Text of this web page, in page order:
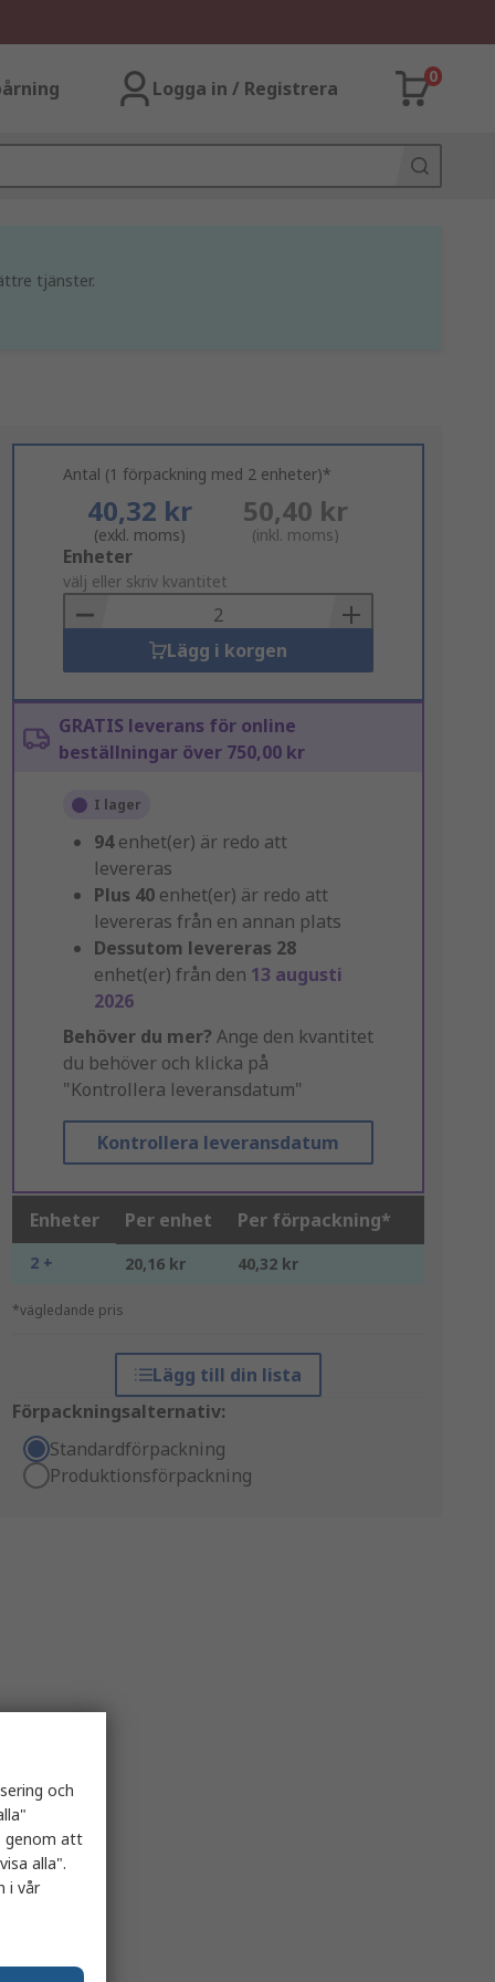
Logga in / Registrera
0
tjänster.
Antal (1 förpackning med 2 enheter)*
40,32 kr
(exkl. moms)
50,40 kr
(inkl. moms)
Add
to
Basket
Enheter
välj eller skriv kvantitet
Lägg i korgen
GRATIS leverans för online
beställningar över 750,00 kr
I lager
94enhet(er) är redo att
levereras
Plus 40 enhet(er) är redo att
levereras från en annan plats
Dessutom levereras 28
enhet(er) från den 13 augusti
2026
Behöver du mer? Ange den kvantitet
du behöver och klicka på
"Kontrollera leveransdatum"
Kontrollera leveransdatum
Enheter Per enhet Per förpackning*
2 + 20,16 kr 40,32 kr
*vägledande pris
Lägg till din lista
Förpackningsalternativ:
Standardförpackning
Produktionsförpackning
och
genom att
alla".
i vår